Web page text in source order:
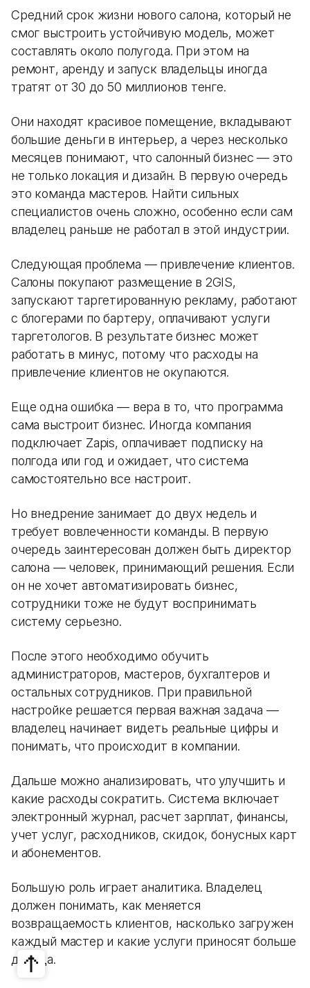
Средний срок жизни нового салона, который не
смог выстроить устойчивую модель, может
составлять около полугода. При этом на
ремонт, аренду и запуск владельцы иногда
тратят от 30 до 50 миллионов тенге.
Они находят красивое помещение, вкладывают
большие деньги в интерьер, а через несколько
месяцев понимают, что салонный бизнес — это
не только локация и дизайн. В первую очередь
это команда мастеров. Найти сильных
специалистов очень сложно, особенно если сам
владелец раньше не работал в этой индустрии.
Следующая проблема — привлечение клиентов.
Салоны покупают размещение в 2GIS,
запускают таргетированную рекламу, работают
с блогерами по бартеру, оплачивают услуги
таргетологов. В результате бизнес может
работать в минус, потому что расходы на
привлечение клиентов не окупаются.
Еще одна ошибка — вера в то, что программа
сама выстроит бизнес. Иногда компания
подключает Zapis, оплачивает подписку на
полгода или год и ожидает, что система
самостоятельно все настроит.
Но внедрение занимает до двух недель и
требует вовлеченности команды. В первую
очередь заинтересован должен быть директор
салона — человек, принимающий решения. Если
он не хочет автоматизировать бизнес,
сотрудники тоже не будут воспринимать
систему серьезно.
После этого необходимо обучить
администраторов, мастеров, бухгалтеров и
остальных сотрудников. При правильной
настройке решается первая важная задача —
владелец начинает видеть реальные цифры и
понимать, что происходит в компании.
Дальше можно анализировать, что улучшить и
какие расходы сократить. Система включает
электронный журнал, расчет зарплат, финансы,
учет услуг, расходников, скидок, бонусных карт
и абонементов.
Большую роль играет аналитика. Владелец
должен понимать, как меняется
возвращаемость клиентов, насколько загружен
каждый мастер и какие услуги приносят больше
дохода.